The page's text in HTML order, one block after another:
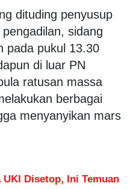
dituding penyusup
sidang
pada pukul 13.30
di luar PN
ratusan massa
berbagai
menyanyikan mars
Disetop, Ini Temuan